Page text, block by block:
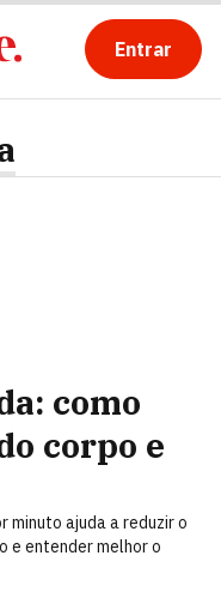
Entrar
como
corpo e
minuto ajuda a reduzir o
e entender melhor o